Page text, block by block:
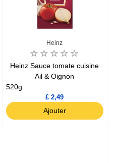
Heinz
Heinz Sauce tomate cuisine
Ail & Oignon
520g
£ 2,49
Ajouter